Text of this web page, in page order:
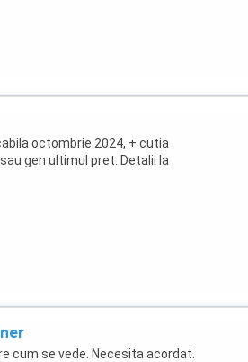
octombrie 2024, + cutia
gen ultimul pret. Detalii la
cum se vede. Necesita acordat.